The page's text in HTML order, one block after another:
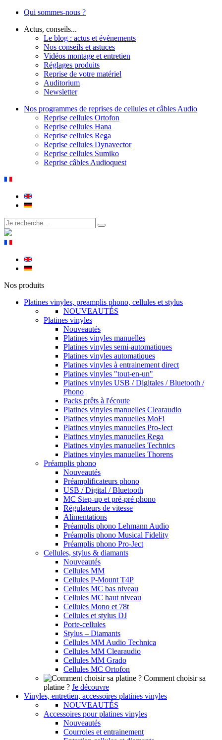
Qui sommes-nous ?
Actus, conseils...
Le blog : actus et évènements
Nos conseils et astuces
Vidéos montage et entretien
Réglages produits
Reprise de votre matériel
Auditorium
Newsletter
Nos programmes de reprises de cellules et câbles Audio
Reprise cellules Ortofon
Reprise cellules Hana
Reprise cellules Rega
Reprise cellules Dynavector
Reprise cellules Sumiko
Reprise câbles Audioquest
Nos produits
Platines vinyles, preamplis phono, cellules et stylus
NOUVEAUTÉS
Platines vinyles
Nouveautés
Platines vinyles manuelles
Platines vinyles semi-automatiques
Platines vinyles automatiques
Platines vinyles à entrainement direct
Platines vinyles "tout-en-un"
Platines vinyles USB / Digitales / Bluetooth /
Phono
Packs prêts à l'écoute
Platines vinyles manuelles Clearaudio
Platines vinyles manuelles MoFi
Platines vinyles manuelles Pro-Ject
Platines vinyles manuelles Rega
Platines vinyles manuelles Technics
Platines vinyles manuelles Thorens
Préamplis phono
Nouveautés
Préamplificateurs phono
USB / Digital / Bluetooth
MC Step-up et pré-pré phono
Régulateurs de vitesse
Alimentations
Préamplis phono Lehmann Audio
Préamplis phono Musical Fidelity
Préamplis phono Pro-Ject
Cellules, stylus & diamants
Nouveautés
Cellules MM
Cellules P-Mount T4P
Cellules MC bas niveau
Cellules MC haut niveau
Cellules Mono et 78t
Cellules et stylus DJ
Porte-cellules
Stylus – Diamants
Cellules MM Audio Technica
Cellules MM Clearaudio
Cellules MM Grado
Cellules MC Ortofon
Comment choisir sa
platine ? Je découvre
Vinyles, entretien, accessoires platines vinyles
NOUVEAUTÉS
Accessoires pour platines vinyles
Nouveautés
Courroies et entrainement